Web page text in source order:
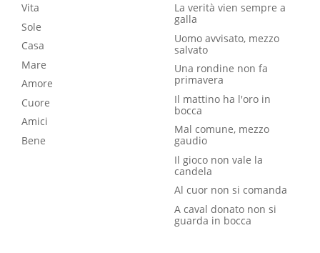
Vita
Sole
Casa
Mare
Amore
Cuore
Amici
Bene
La verità vien sempre a
galla
Uomo avvisato, mezzo
salvato
Una rondine non fa
primavera
Il mattino ha l'oro in
bocca
Mal comune, mezzo
gaudio
Il gioco non vale la
candela
Al cuor non si comanda
A caval donato non si
guarda in bocca